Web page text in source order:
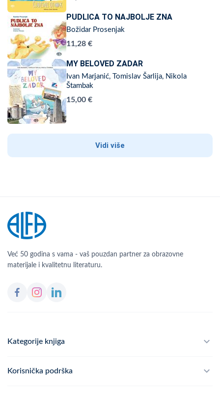
PUDLICA TO NAJBOLJE ZNA
Božidar Prosenjak
11,28 €
MY BELOVED ZADAR
Ivan Marjanić, Tomislav Šarlija, Nikola
Štambak
15,00 €
Vidi više
Već 50 godina s vama - vaš pouzdan partner za obrazovne
materijale i kvalitetnu literaturu.
Kategorije knjiga
Školski program
Korisnička podrška